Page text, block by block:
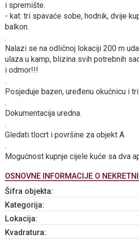
i spremište.
- kat: tri spavaće sobe, hodnik, dvije
balkon.
.
Nalazi se na odličnoj lokaciji 200 m
ulaza u kamp, blizina svih potrebnih
i odmor!!!
.
Posjeduje bazen, uređenu okućnicu i
.
Dokumentacija uredna.
.
Gledati tlocrt i površine za objekt A.
.
Mogućnost kupnje cijele kuće sa dva
OSNOVNE INFORMACIJE O
Šifra objekta:
Kategorija:
Lokacija:
Kvadratura: